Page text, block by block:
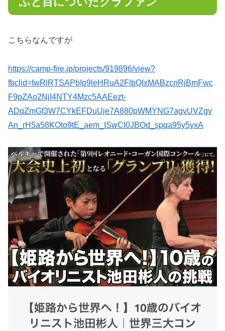
こちらなんですが
https://camp-fire.jp/projects/919896/view?
fbclid=IwRlRTSAPbIp9leHRuA2FlbQIxMABzcnRjBmFwc
F9pZAo2NjI4NTY4Mzc5AAEezt-
ADqZmGf3W7CYkEFDuUje7A880pWMYNG7agvUVZgv
An_rH5a58KOto9tE_aem_ISwCI0JBOd_spqa95y5yxA